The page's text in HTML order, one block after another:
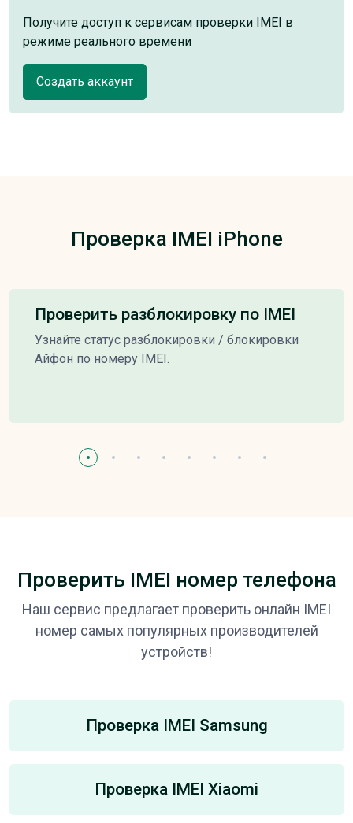
Получите доступ к сервисам проверки IMEI в
режиме реального времени
Создать аккаунт
Проверка IMEI iPhone
Проверить разблокировку по IMEI
Узнайте статус разблокировки / блокировки
Айфон по номеру IMEI.
Проверить IMEI номер телефона
Наш сервис предлагает проверить онлайн IMEI
номер самых популярных производителей
устройств!
Проверка IMEI Samsung
Проверка IMEI Xiaomi